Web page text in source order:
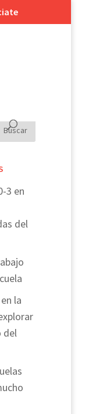
3 en
del
la
del